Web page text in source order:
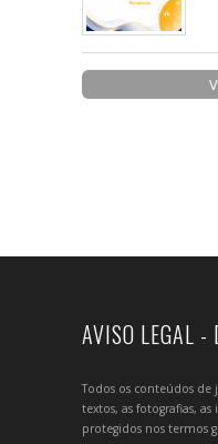
AVISO LEGAL -
Todos os conteúdos de
textos, as fotografias,
protegidos nos termos